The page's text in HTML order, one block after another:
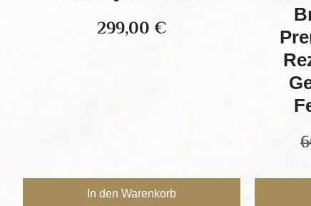
299,00 €
In den Warenkorb